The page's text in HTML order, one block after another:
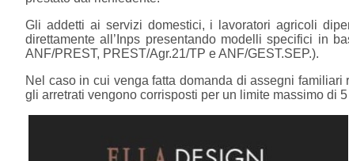
Gli addetti ai servizi domestici, i lavoratori agricoli
direttamente all’Inps presentando modelli specifici in
ANF/PREST, PREST/Agr.21/TP e ANF/GEST.SEP.).
Nel caso in cui venga fatta domanda di assegni
gli arretrati vengono corrisposti per un limite massimo di